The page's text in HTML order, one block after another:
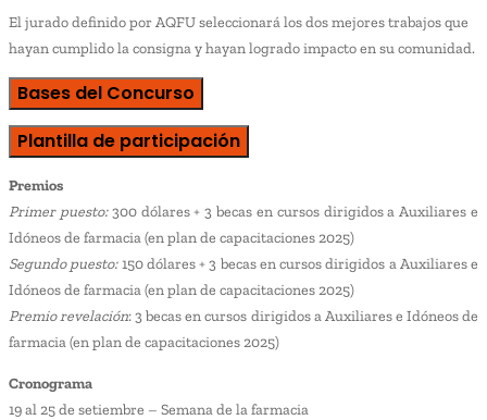
El jurado definido por AQFU seleccionará los dos mejores trabajos que
hayan cumplido la consigna y hayan logrado impacto en su comunidad.
Bases del Concurso
Plantilla de participación
Premios
Primer puesto:300 dólares + 3 becas en cursos dirigidos a Auxiliares e
Idóneos de farmacia (en plan de capacitaciones 2025)
Segundo puesto:150 dólares + 3 becas en cursos dirigidos a Auxiliares e
Idóneos de farmacia (en plan de capacitaciones 2025)
Premio revelación: 3 becas en cursos dirigidos a Auxiliares e Idóneos de
farmacia (en plan de capacitaciones 2025)
Cronograma
19 al 25 de setiembre – Semana de la farmacia